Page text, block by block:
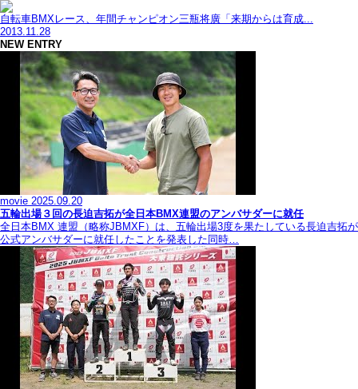
自転車BMXレース、年間チャンピオン三瓶将廣「来期からは育成...
2013.11.28
NEW ENTRY
movie 2025.09.20
五輪出場３回の長迫吉拓が全日本BMX連盟のアンバサダーに就任
全日本BMX 連盟（略称JBMXF）は、五輪出場3度を果たしている長迫吉拓が
公式アンバサダーに就任したことを発表した同時…